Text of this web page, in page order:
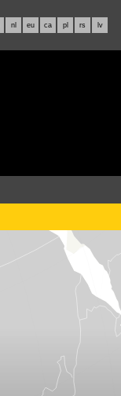
nl eu ca pl rs lv